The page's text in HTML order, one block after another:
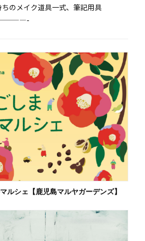
のメイク道具一式、筆記用具
ルシェ【鹿児島マルヤガーデンズ】